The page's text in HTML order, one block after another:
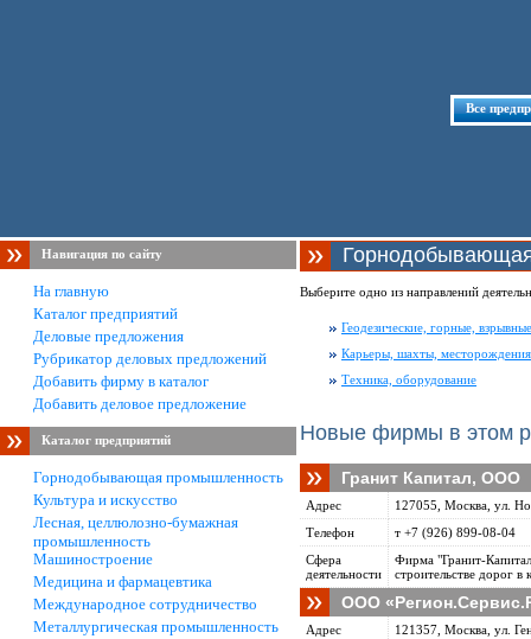
Все
Навигация по сайту
На главную
Каталог предприятий
Деловые предложения
Рубрикатор деловых предложений
Добавить фирму в каталог
Добавить деловое предложение
Каталог предприятий
Горнодобывающая промышленность
Культура и искусство
Лесная, целлюлозно-бумажная
промышленность
Машиностроение
Медицина и фармацевтика
Международное сотрудничество
Металлургическая промышленность
Выберите одно из направлений
Геодезические, горные,
Карьеры, шахты, месторождения
Техника, оборудование
Новые фирмы в этом
Гранит Капитал, ООО
Адрес
127055, Москва, ул.
Телефон
т +7 (926) 899-08-04
Сфера
деятельности
Фирма "Гранит-
строительстве дорог
ООО
Адрес
121357, Москва, ул.